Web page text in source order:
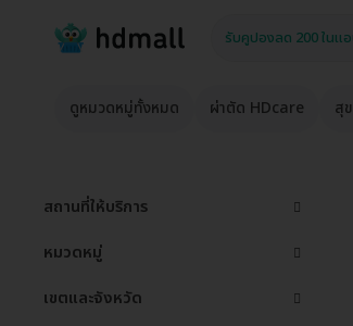
ดูหมวดหมู่ทั้งหมด ผ่าตัด HDcare สุ
สถานที่ให้บริการ
หมวดหมู่
เขตและจังหวัด